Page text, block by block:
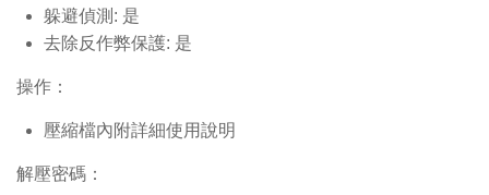
躲避偵測: 是
去除反作弊保護: 是
操作：
壓縮檔內附詳細使用說明
解壓密碼：